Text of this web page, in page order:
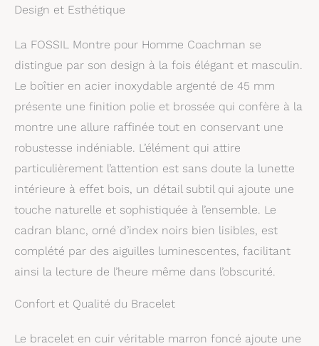
baignade, de natation
ou de plongée en apnée
et de plongée peu
profonde
Design et Esthétique
La FOSSIL Montre pour Homme Coachman se
distingue par son design à la fois élégant et masculin.
Le boîtier en acier inoxydable argenté de 45 mm
présente une finition polie et brossée qui confère à la
montre une allure raffinée tout en conservant une
robustesse indéniable. L’élément qui attire
particulièrement l’attention est sans doute la lunette
intérieure à effet bois, un détail subtil qui ajoute une
touche naturelle et sophistiquée à l’ensemble. Le
cadran blanc, orné d’index noirs bien lisibles, est
complété par des aiguilles luminescentes, facilitant
ainsi la lecture de l’heure même dans l’obscurité.
Confort et Qualité du Bracelet
Le bracelet en cuir véritable marron foncé ajoute une